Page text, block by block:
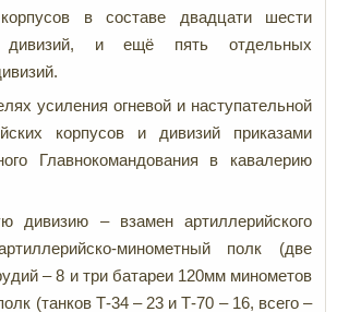
корпусов в составе двадцати шести
дивизий, и ещё пять отдельных
усиления огневой и наступательной
корпусов и дивизий приказами
Главнокомандования в кавалерию
дивизию – взамен артиллерийского
минометный полк (две
– 8 и три батареи 120мм минометов
(танков Т-34 – 23 и Т-70 – 16, всего –